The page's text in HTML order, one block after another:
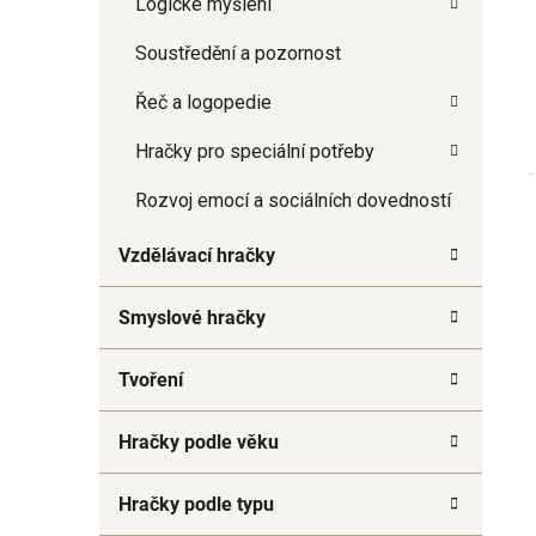
Soustředění a pozornost
Řeč a logopedie
Hračky pro speciální potřeby
Rozvoj emocí a sociálních dovedností
Vzdělávací hračky
Smyslové hračky
Tvoření
Hračky podle věku
Hračky podle typu